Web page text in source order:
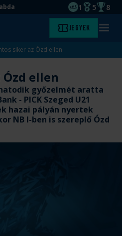
EHF
1
Magyar
5 8
Jegyek Menü
siker az Ózd ellen
ellen
győzelmét aratta
- PICK Szeged U21
hazai pályán nyertek
NB I-ben is szereplő Ózd